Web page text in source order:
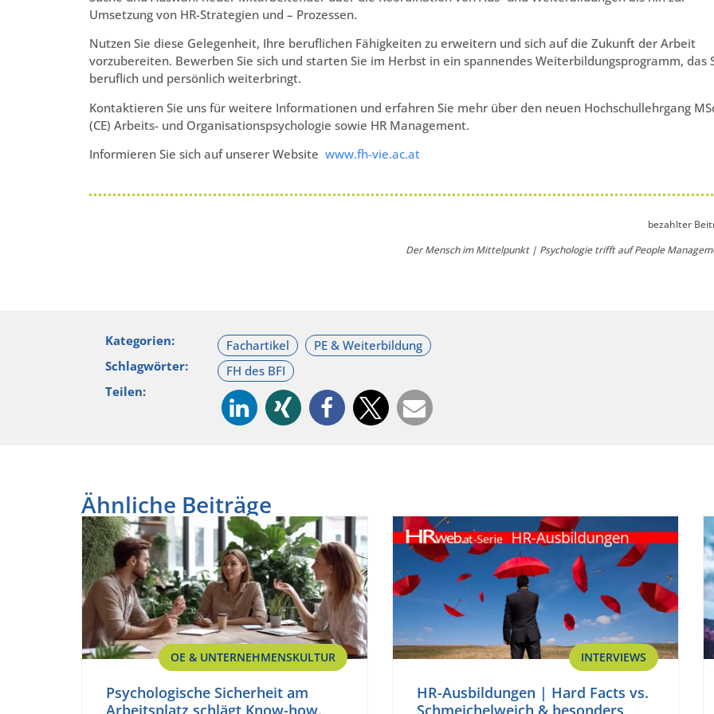
Umsetzung von HR-Strategien und – Prozessen.
Nutzen Sie diese Gelegenheit, Ihre beruflichen Fähigkeiten zu erweitern und sich auf die Zukunft der Arbeit
vorzubereiten. Bewerben Sie sich und starten Sie im Herbst in ein spannendes Weiterbildungsprogramm, das
beruflich und persönlich weiterbringt.
Kontaktieren Sie uns für weitere Informationen und erfahren Sie mehr über den neuen Hochschullehrgang
(CE) Arbeits- und Organisationspsychologie sowie HR Management.
Informieren Sie sich auf unserer Website www.fh-vie.ac.at
bezahlter
Der Mensch im Mittelpunkt | Psychologie trifft auf People
Kategorien:
Schlagwörter:
Teilen:
Ähnliche Beiträge
OE & UNTERNEHMENSKULTUR
Psychologische Sicherheit am
Arbeitsplatz schlägt Know-how.
INTERVIEWS
HR-Ausbildungen | Hard Facts vs.
Schmeichelweich & besonders